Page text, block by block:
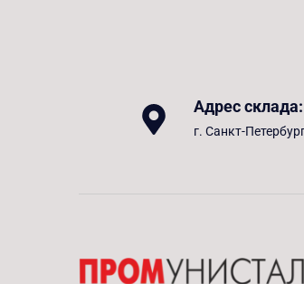
Адрес склада:
г. Санкт-